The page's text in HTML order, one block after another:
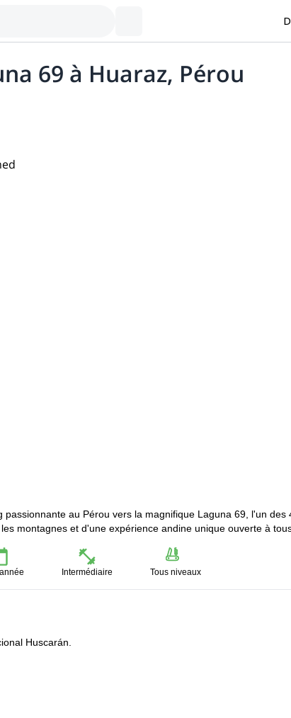
69 à Huaraz, Pérou
au Pérou vers la magnifique Laguna 69, l'un des
montagnes et d'une expérience andine unique ouverte à
Intermédiaire Tous niveaux
Huscarán.